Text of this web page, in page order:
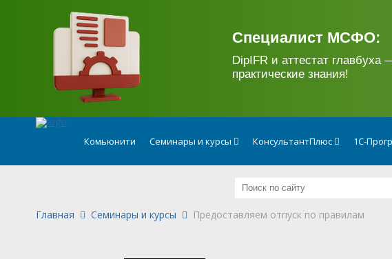
Специалист МСФО:
DipIFR и аттестат главбуха
практические знания!
Комьюнити Семинары и курсы КонсультантПлюс 1С-
Главная Семинары и курсы Предоставляем отпуск по правилам